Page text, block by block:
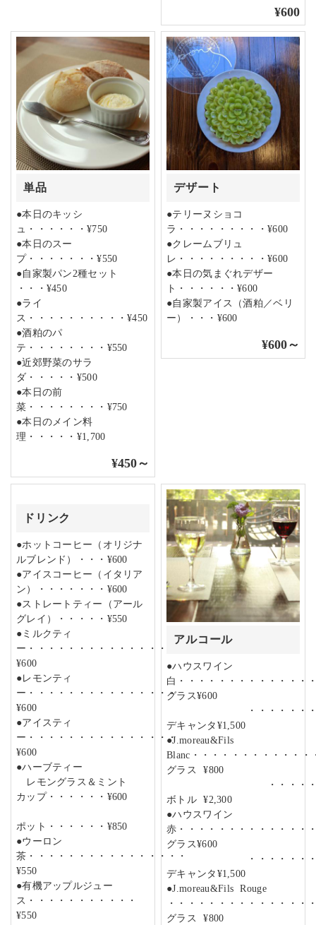
¥600
単品
●本日のキッシ
ュ・・・・・・¥750
●本日のスー
プ・・・・・・・¥550
●自家製パン2種セット
・・・¥450
●ライ
ス・・・・・・・・・・¥450
●酒粕のパ
テ・・・・・・・・¥550
●近郊野菜のサラ
ダ・・・・・¥500
●本日の前
菜・・・・・・・・¥750
●本日のメイン料
理・・・・・¥1,700
¥450～
デザート
●テリーヌショコ
ラ・・・・・・・・・¥600
●クレームブリュ
レ・・・・・・・・・¥600
●本日の気まぐれデザー
ト・・・・・・¥600
●自家製アイス（酒粕／ベリ
ー）・・・¥600
¥600～
ドリンク
●ホットコーヒー（オリジナ
ルブレンド）・・・¥600
●アイスコーヒー（イタリア
ン）・・・・・・・¥600
●ストレートティー（アール
グレイ）・・・・・¥550
●ミルクティ
ー・・・・・・・・・・・・・・・
¥600
●レモンティ
ー・・・・・・・・・・・・・・・
¥600
●アイスティ
ー・・・・・・・・・・・・・・・
¥600
●ハーブティー
レモングラス＆ミント
カップ・・・・・・¥600
ポット・・・・・・¥850
●ウーロン
茶・・・・・・・・・・・・・・・・
¥550
●有機アップルジュー
ス・・・・・・・・・・・
¥550
アルコール
●ハウスワイン
白・・・・・・・・・・・・・
グラス¥600
・・・・・・・・・・
デキャンタ¥1,500
●J.moreau&Fils
Blanc・・・・・・・・・・・・
グラス ¥800
・・・・・・・・・
ボトル ¥2,300
●ハウスワイン
赤・・・・・・・・・・・・・
グラス¥600
・・・・・・・・・・
デキャンタ¥1,500
●J.moreau&Fils Rouge
・・・・・・・・・・・・・・
グラス ¥800